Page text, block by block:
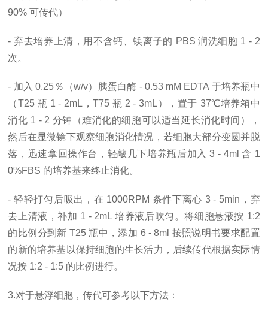
90% 可传代）
- 弃去培养上清，用不含钙、镁离子的 PBS 润洗细胞 1 - 2
次。
- 加入 0.25％（w/v）胰蛋白酶 - 0.53 mM EDTA 于培养瓶中
（T25 瓶 1 - 2mL，T75 瓶 2 - 3mL），置于 37℃培养箱中
消化 1 - 2 分钟（难消化的细胞可以适当延长消化时间），
然后在显微镜下观察细胞消化情况，若细胞大部分变圆并脱
落，迅速拿回操作台，轻敲几下培养瓶后加入 3 - 4ml 含 1
0%FBS 的培养基来终止消化。
- 轻轻打匀后吸出，在 1000RPM 条件下离心 3 - 5min，弃
去上清液，补加 1 - 2mL 培养液后吹匀。将细胞悬液按 1:2
的比例分到新 T25 瓶中，添加 6 - 8ml 按照说明书要求配置
的新的培养基以保持细胞的生长活力，后续传代根据实际情
况按 1:2 - 1:5 的比例进行。
3.对于悬浮细胞，传代可参考以下方法：